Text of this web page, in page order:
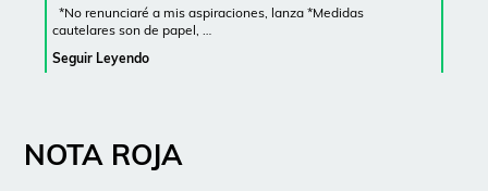
*No renunciaré a mis aspiraciones, lanza *Medidas
cautelares son de papel, …
Seguir Leyendo
NOTA ROJA